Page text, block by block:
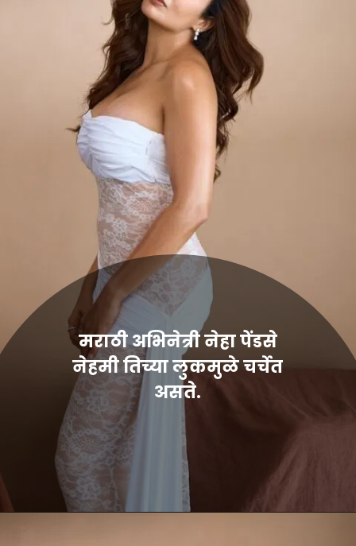
मराठी अभिनेत्री नेहा पेंडसे
नेहमी तिच्या लुकमुळे चर्चेत